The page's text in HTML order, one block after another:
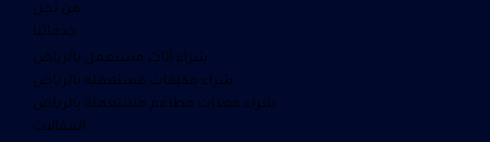
من نحن
خدماتنا
شراء أثاث مستعمل بالرياض
شراء مكيفات مستعمله بالرياض
شراء معدات مطاعم مستعملة بالرياض
المقالات